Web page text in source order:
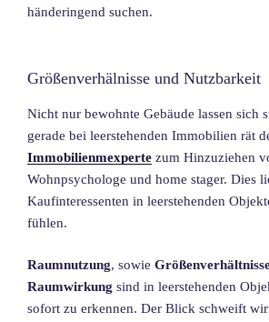
händeringend suchen.
Größenverhälnisse und Nutzbarkeit
Nicht nur bewohnte Gebäude lassen sich
gerade bei leerstehenden Immobilien rät
Immobilienmexperte zum Hinzuziehen
Wohnpsychologe und home stager. Dies
Kaufinteressenten in leerstehenden
fühlen.
Raumnutzung, sowie
Raumwirkung sind in leerstehenden
sofort zu erkennen. Der Blick schweift